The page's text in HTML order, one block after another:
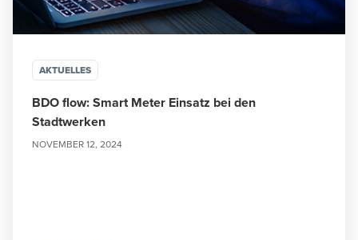
AKTUELLES
BDO flow: Smart Meter Einsatz bei den
Stadtwerken
NOVEMBER 12, 2024